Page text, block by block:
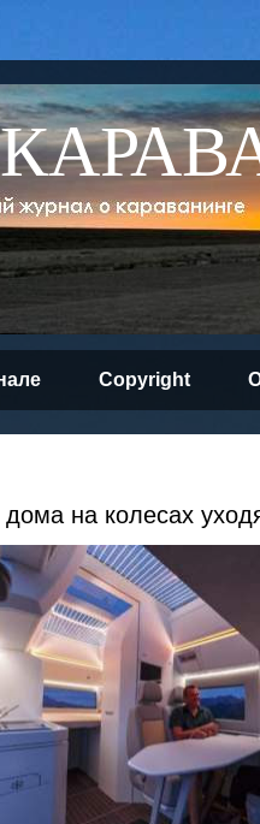
Copyright
на колесах